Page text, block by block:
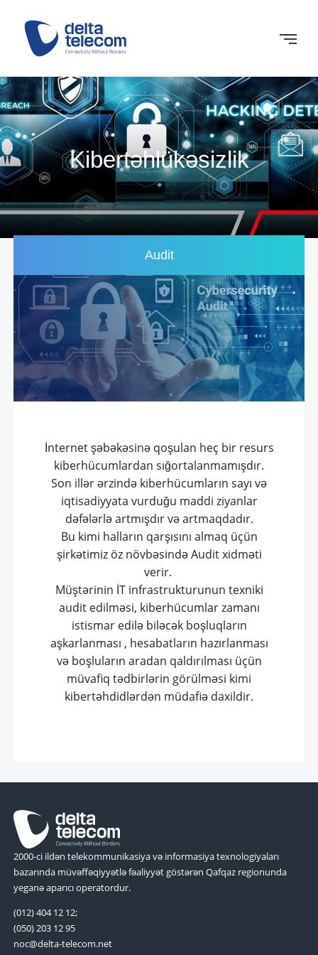
Kibertəhlükəsizlik
Audit
İnternet şəbəkəsinə qoşulan heç bir resurs
kiberhücumlardan sığortalanmamışdır.
Son illər ərzində kiberhücumların sayı və
iqtisadiyyata vurduğu maddi ziyanlar
dəfələrlə artmışdır və artmaqdadır.
Bu kimi halların qarşısını almaq üçün
şirkətimiz öz növbəsində Audit xidməti
verir.
Müştərinin İT infrastrukturunun texniki
audit edilməsi, kiberhücumlar zamanı
istismar edilə biləcək boşluqların
aşkarlanması , hesabatların hazırlanması
və boşluların aradan qaldırılması üçün
müvafiq tədbirlərin görülməsi kimi
kibertəhdidlərdən müdafiə daxildir.
2000-ci ildən telekommunikasiya və informasiya texnologiyaları
bazarında müvəffəqiyyətlə fəaliyyət göstərən Qafqaz regionunda
yeganə aparıcı operatordur.
(012) 404 12 12;
(050) 203 12 95
noc@delta-telecom.net